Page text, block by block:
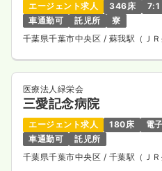
給与 時給1,400〜1,600円
時間 8:30～17:00（休憩45分）
透析正・准看護師
エージェント求人 346床 7:1
車通勤可
託児所
寮
千葉県千葉市中央区 / 蘇我駅（Ｊ
医療法人緑栄会
三愛記念病院
エージェント求人 180床
電
車通勤可
託児所
千葉県千葉市中央区 / 千葉駅（Ｊ